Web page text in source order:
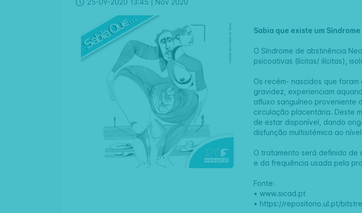
25-09-2020 13:45 | Nov 2020
Sabia que existe um
O Síndrome de abstinência
psicoativas (lícitas/ ilícitas),
Os recém- nascidos que
gravidez, experienciam
afluxo sanguíneo proveniente
circulação placentária. Deste
de estar disponível, dando
disfunção multisitémica ao
O tratamento será definido de
e da frequência usada pela
Fonte:
• www.sicad.pt
• https://repositorio.ul.pt/